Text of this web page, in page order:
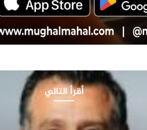
أقرأ التالي